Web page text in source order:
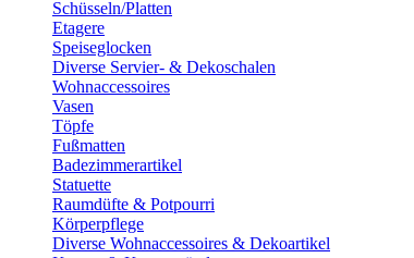
Schüsseln/Platten
Etagere
Speiseglocken
Diverse Servier- & Dekoschalen
Wohnaccessoires
Vasen
Töpfe
Fußmatten
Badezimmerartikel
Statuette
Raumdüfte & Potpourri
Körperpflege
Diverse Wohnaccessoires & Dekoartikel